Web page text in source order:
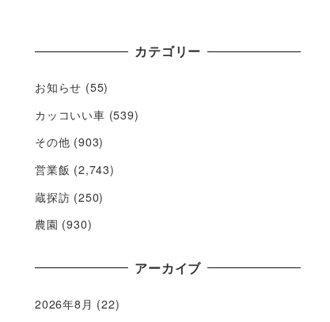
カテゴリー
お知らせ (55)
カッコいい車 (539)
その他 (903)
営業飯 (2,743)
蔵探訪 (250)
農園 (930)
アーカイブ
2026年8月 (22)